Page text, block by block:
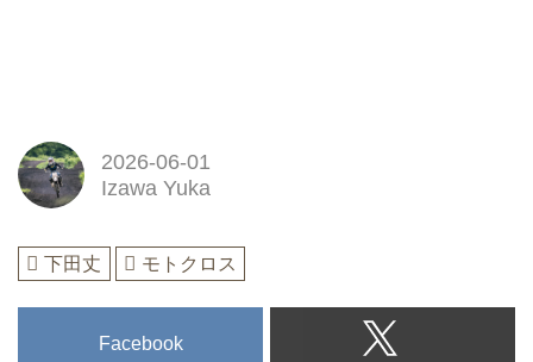
2026-06-01
Izawa Yuka
下田丈 モトクロス
Facebook